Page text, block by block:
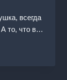
всегда
то, что в…